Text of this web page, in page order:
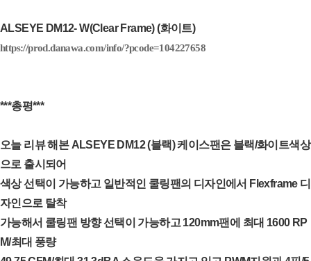
ALSEYE DM12- W(Clear Frame) (화이트)
https://prod.danawa.com/info/?pcode=104227658
***총평***
오늘 리뷰 해본 ALSEYE DM12 (블랙) 케이스팬은 블랙/화이트색상
으로 출시되어
색상 선택이 가능하고 일반적인 쿨링팬의 디자인에서 Flexframe 디
자인으로 탈착
가능해서 쿨링팬 방향 선택이 가능하고 120mm팬에 최대 1600 RP
M/최대 풍량